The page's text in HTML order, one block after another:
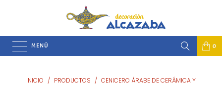
MENÚ 0
INICIO / PRODUCTOS / CENICERO ÁRABE DE CERÁMICA Y